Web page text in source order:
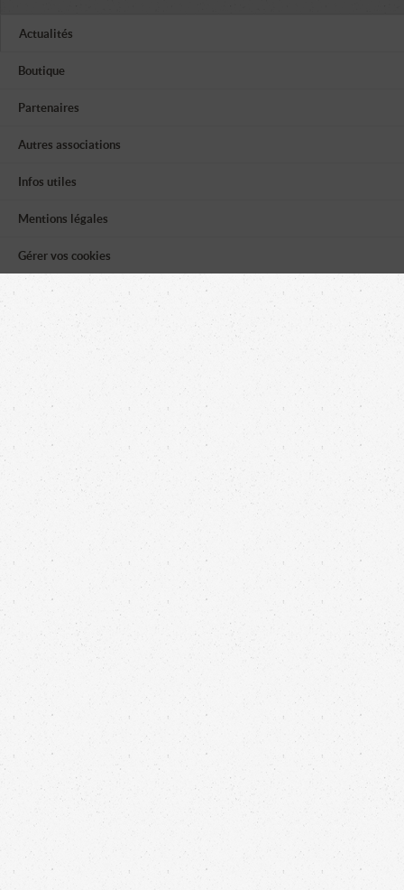
Actualités
Boutique
Partenaires
Autres associations
Infos utiles
Mentions légales
Gérer vos cookies